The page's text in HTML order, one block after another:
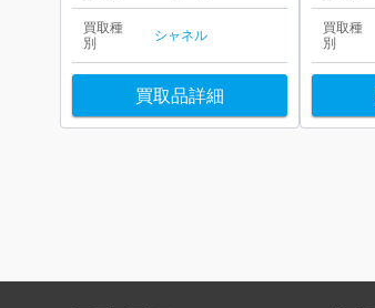
買取種
別
シャネル
買取品詳細
買取種
別